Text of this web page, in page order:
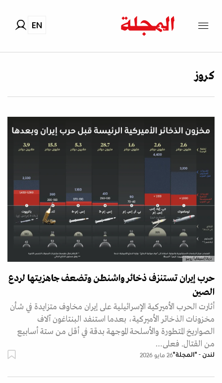
EN
كروز
ديانا إستيفانيا روبيو
حرب إيران تستنزف ذخائر واشنطن وتضعف جاهزيتها لردع
الصين
أثارت الحرب الأميركية الإسرائيلية على إيران مخاوف متزايدة في شأن
مخزونات الذخائر الأميركية، بعدما استنفد البنتاغون آلاف
الصواريخ المتطورة والأسلحة الموجهة بدقة في أقل من ستة أسابيع
من القتال. فعلى…
لندن - "المجلة"26 مايو 2026